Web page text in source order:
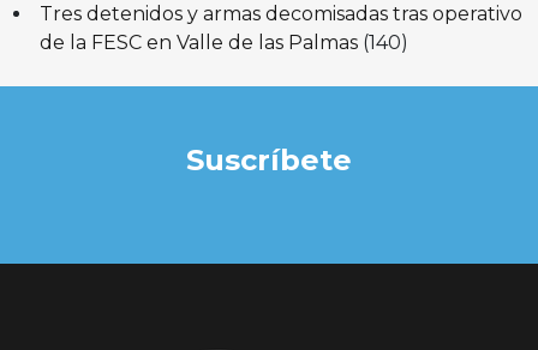
Tres detenidos y armas decomisadas tras operativo
de la FESC en Valle de las Palmas (140)
Suscríbete